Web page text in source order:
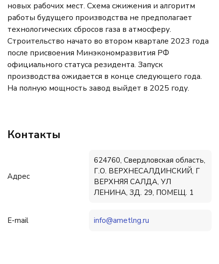
новых рабочих мест. Схема сжижения и алгоритм
работы будущего производства не предполагает
технологических сбросов газа в атмосферу.
Строительство начато во втором квартале 2023 года
после присвоения Минэкономразвития РФ
официального статуса резидента. Запуск
производства ожидается в конце следующего года.
На полную мощность завод выйдет в 2025 году.
Контакты
Адрес
624760, Свердловская область,
Г.О. ВЕРХНЕСАЛДИНСКИЙ, Г
ВЕРХНЯЯ САЛДА, УЛ
ЛЕНИНА, ЗД. 29, ПОМЕЩ. 1
E-mail info@ametlng.ru